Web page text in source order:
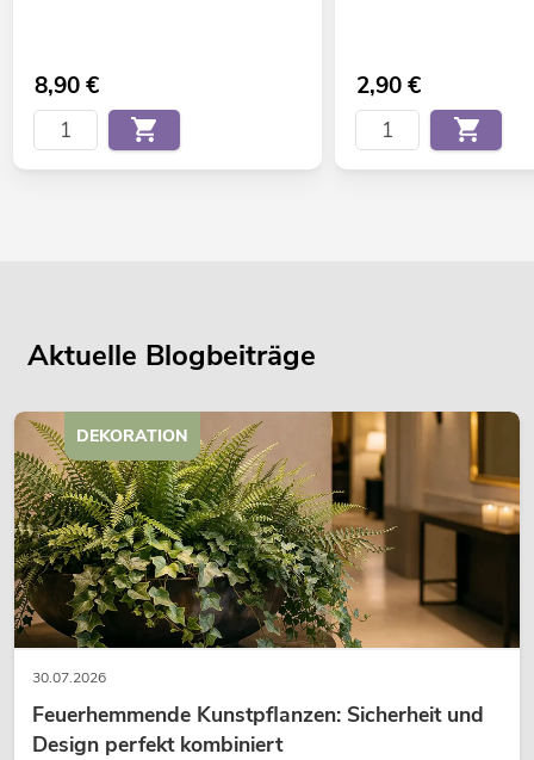
8,90€ 2,90€
Aktuelle Blogbeiträge
30.07.2026
Feuerhemmende Kunstpflanzen: Sicherheit und
Design perfekt kombiniert
DEKORATION